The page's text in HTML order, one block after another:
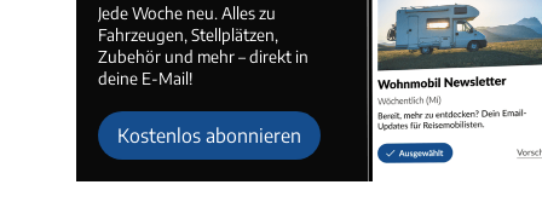
Jede Woche neu. Alles zu
Fahrzeugen, Stellplätzen,
Zubehör und mehr – direkt in
deine E-Mail!
Kostenlos abonnieren